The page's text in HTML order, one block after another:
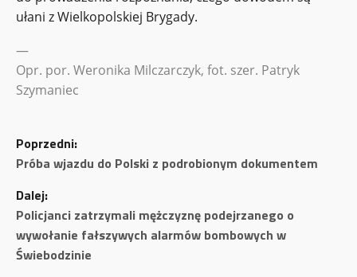
ułani z Wielkopolskiej Brygady.
—
Opr. por. Weronika Milczarczyk, fot. szer. Patryk
Szymaniec
Z
o
b
a
Poprzedni:
Próba wjazdu do Polski z podrobionym dokumentem
Dalej:
Policjanci zatrzymali mężczyznę podejrzanego o
wywołanie fałszywych alarmów bombowych w
Świebodzinie